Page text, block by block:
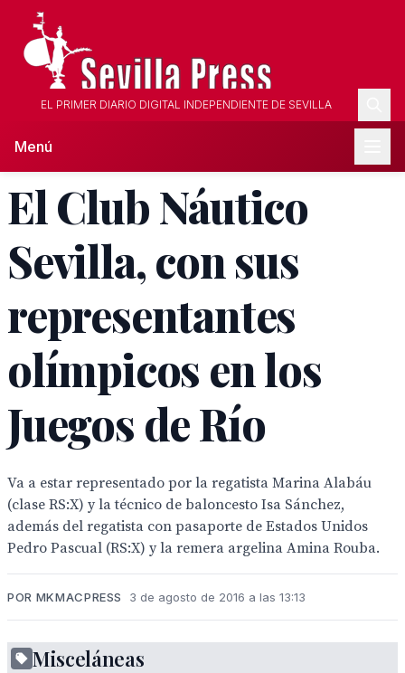
EL PRIMER DIARIO DIGITAL INDEPENDIENTE DE SEVILLA
Menú
El Club Náutico
Sevilla, con sus
representantes
olímpicos en los
Juegos de Río
Va a estar representado por la regatista Marina Alabáu
(clase RS:X) y la técnico de baloncesto Isa Sánchez,
además del regatista con pasaporte de Estados Unidos
Pedro Pascual (RS:X) y la remera argelina Amina Rouba.
POR MKMACPRESS 3 de agosto de 2016 a las 13:13
Una Misceláneas